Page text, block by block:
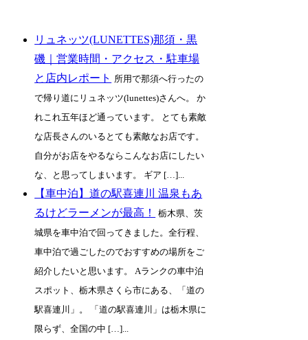
リュネッツ(LUNETTES)那須・黒
磯｜営業時間・アクセス・駐車場
と店内レポート 所用で那須へ行ったの
で帰り道にリュネッツ(lunettes)さんへ。 か
れこれ五年ほど通っています。 とても素敵
な店長さんのいるとても素敵なお店です。
自分がお店をやるならこんなお店にしたい
な、と思ってしまいます。 ギア […]...
【車中泊】道の駅喜連川 温泉もあ
るけどラーメンが最高！
栃木県、茨
城県を車中泊で回ってきました。全行程、
車中泊で過ごしたのでおすすめの場所をご
紹介したいと思います。 Aランクの車中泊
スポット、栃木県さくら市にある、「道の
駅喜連川」。 「道の駅喜連川」は栃木県に
限らず、全国の中 […]...